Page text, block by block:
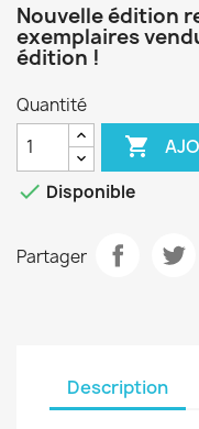
Nouvelle édition
exemplaires
édition !
Quantité

 Disponible
Partager
Description